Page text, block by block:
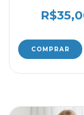
BB
COMPRAR